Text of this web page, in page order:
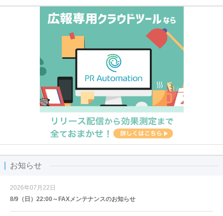
お知らせ
2026年07月22日
8/9（日）22:00～FAXメンテナンスのお知らせ